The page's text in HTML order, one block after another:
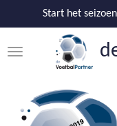
direct
naar
Start het